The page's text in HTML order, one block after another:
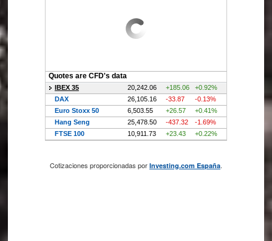
Cotizaciones proporcionadas por Investing.com España.